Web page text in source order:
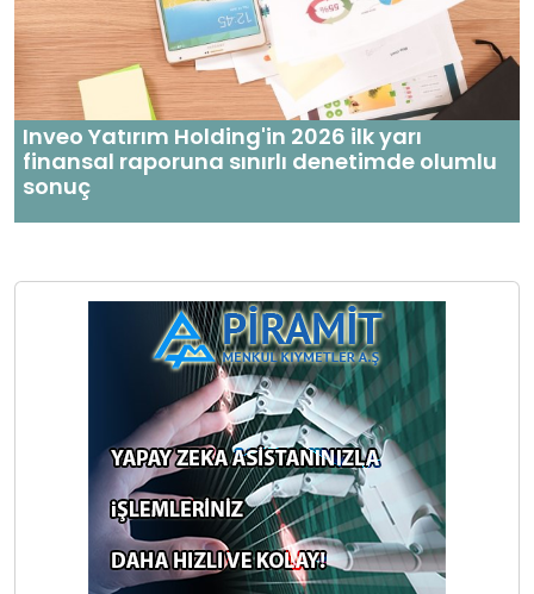
Inveo Yatırım Holding'in 2026 ilk yarı
finansal raporuna sınırlı denetimde olumlu
sonuç